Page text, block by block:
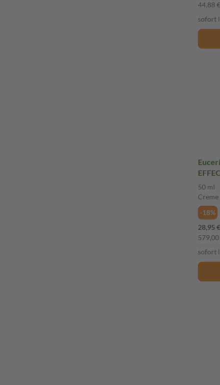
44,88
sofort
50 ml
Creme
-18%
28,95 €
sofort